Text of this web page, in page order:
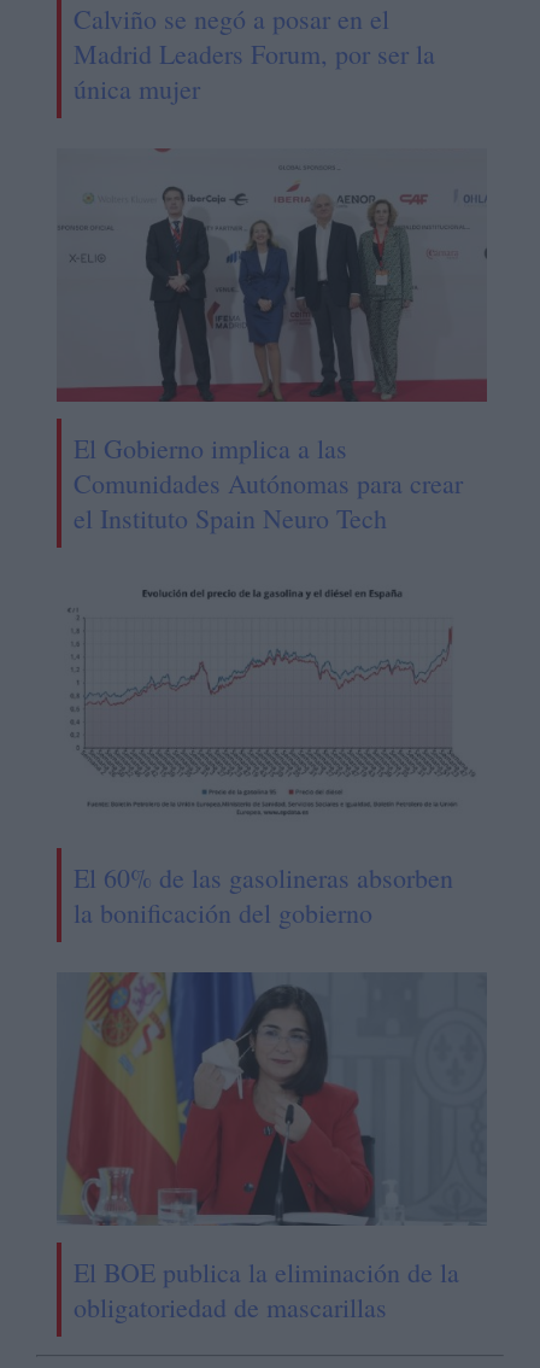
Calviño se negó a posar en el
Madrid Leaders Forum, por ser la
única mujer
El Gobierno implica a las
Comunidades Autónomas para crear
el Instituto Spain Neuro Tech
El 60% de las gasolineras absorben
la bonificación del gobierno
El BOE publica la eliminación de la
obligatoriedad de mascarillas